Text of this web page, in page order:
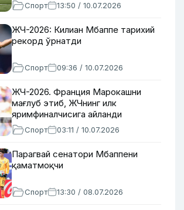
Спорт 13:50 / 10.07.2026
ЖЧ-2026: Килиан Мбаппе тарихий
рекорд ўрнатди
Спорт 09:36 / 10.07.2026
ЖЧ-2026. Франция Марокашни
мағлуб этиб, ЖЧнинг илк
яримфиналчисига айланди
Спорт 03:11 / 10.07.2026
Парагвай сенатори Мбаппени
қаматмоқчи
Спорт 13:30 / 08.07.2026